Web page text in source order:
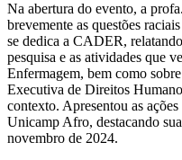
Na abertura do evento, a
brevemente as questões
se dedica a CADER,
pesquisa e as atividades que
Enfermagem, bem como
Executiva de Direitos
contexto. Apresentou as
Unicamp Afro, destacando
novembro de 2024.